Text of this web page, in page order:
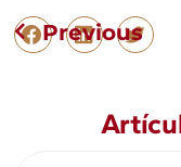
Previous